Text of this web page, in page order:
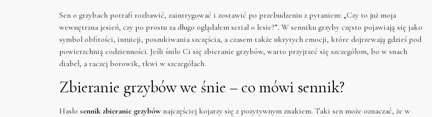
Sen o grzybach potrafi rozbawić, zaintrygować i zostawić po przebudzeniu z pytaniem: „Czy to już moja
wewnętrzna jesień, czy po prostu za długo oglądałem serial o lesie?”. W senniku grzyby często pojawiają się jako
symbol obfitości, intuicji, poszukiwania szczęścia, a czasem także ukrytych emocji, które dojrzewają gdzieś pod
powierzchnią codzienności. Jeśli śniło Ci się zbieranie grzybów, warto przyjrzeć się szczegółom, bo w snach
diabeł, a raczej borowik, tkwi w szczegółach.
Zbieranie grzybów we śnie – co mówi sennik?
Hasło sennik zbieranie grzybów najczęściej kojarzy się z pozytywnym znakiem. Taki sen może oznaczać, że w